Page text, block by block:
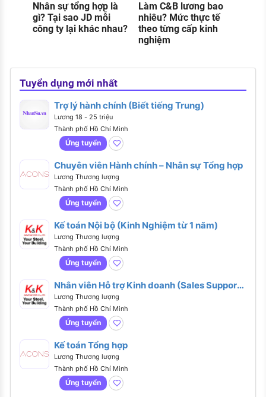
Nhân sự tổng hợp là
gì? Tại sao JD mỗi
công ty lại khác nhau?
Làm C&B lương bao
nhiêu? Mức thực tế
theo từng cấp kinh
nghiệm
Tuyển dụng mới nhất
Trợ lý hành chính (Biết tiếng Trung)
Lương 18 - 25 triệu
Thành phố Hồ Chí Minh
Ứng tuyển
Chuyên viên Hành chính – Nhân sự Tổng hợp
Lương Thương lượng
Thành phố Hồ Chí Minh
Ứng tuyển
Kế toán Nội bộ (Kinh Nghiệm từ 1 năm)
Lương Thương lượng
Thành phố Hồ Chí Minh
Ứng tuyển
Nhân viên Hỗ trợ Kinh doanh (Sales Support
ngành Thép)
Lương Thương lượng
Thành phố Hồ Chí Minh
Ứng tuyển
Kế toán Tổng hợp
Lương Thương lượng
Thành phố Hồ Chí Minh
Ứng tuyển